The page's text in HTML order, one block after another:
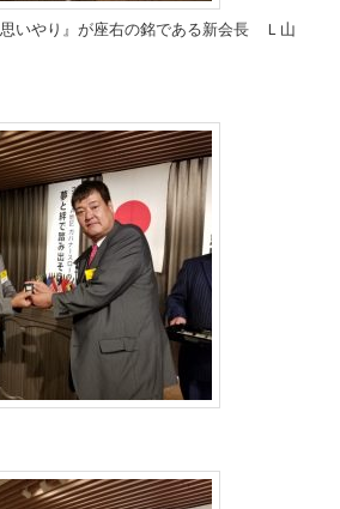
いやり』が座右の銘である新会長 Ｌ山